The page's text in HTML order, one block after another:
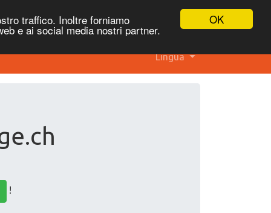
OK
traffico. Inoltre forniamo
e ai social media nostri partner.
Lingua
!